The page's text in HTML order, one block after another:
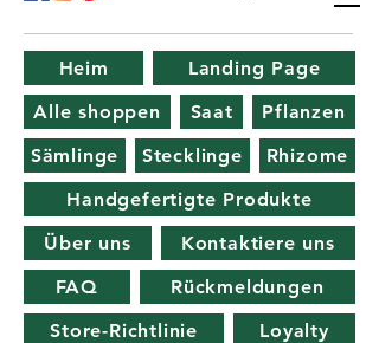
Heim
Landing Page
Alle shoppen
Saat
Pflanzen
Sämlinge
Stecklinge
Rhizome
Handgefertigte Produkte
Über uns
Kontaktiere uns
FAQ
Rückmeldungen
Store-Richtlinie
Loyalty